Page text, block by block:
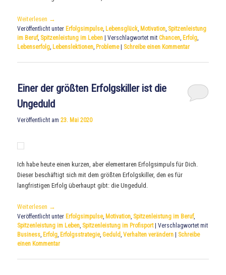
Weiterlesen →
Veröffentlicht unter Erfolgsimpulse, Lebensglück, Motivation, Spitzenleistung
im Beruf, Spitzenleistung im Leben |Verschlagwortet mit Chancen, Erfolg,
Lebenserfolg, Lebenslektionen, Probleme Schreibe einen Kommentar
Einer der größten Erfolgskiller ist die
Ungeduld
Veröffentlicht am23. Mai 2020
Ich habe heute einen kurzen, aber elementaren Erfolgsimpuls für Dich.
Dieser beschäftigt sich mit dem größten Erfolgskiller, den es für
langfristigen Erfolg überhaupt gibt: die Ungeduld.
Weiterlesen →
Veröffentlicht unter Erfolgsimpulse, Motivation, Spitzenleistung im Beruf,
Spitzenleistung im Leben, Spitzenleistung im Profisport |Verschlagwortet mit
Business, Erfolg, Erfolgsstrategie,Geduld,Verhalten verändern
Schreibe
einen Kommentar